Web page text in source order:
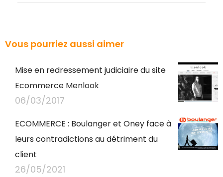
Vous pourriez aussi aimer
Mise en redressement judiciaire du site
Ecommerce Menlook
06/03/2017
ECOMMERCE : Boulanger et Oney face à
leurs contradictions au détriment du
client
26/05/2021